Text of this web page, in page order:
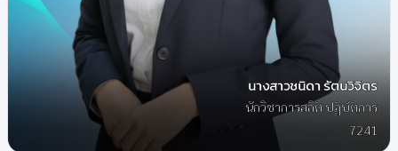
นางสาวชนิดา รัตนวิจิตร
นักวิชาการสถิติ ปฏิบัติการ
7241